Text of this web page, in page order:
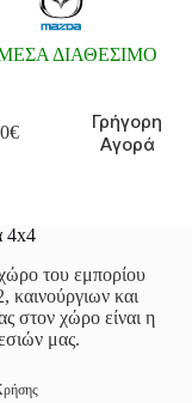
ΔΙΑΘΕΣΙΜΟ
€
Γρήγορη
Αγορά
4x4
του εμπορίου
καινούργιων και
στον χώρο είναι η
μας.